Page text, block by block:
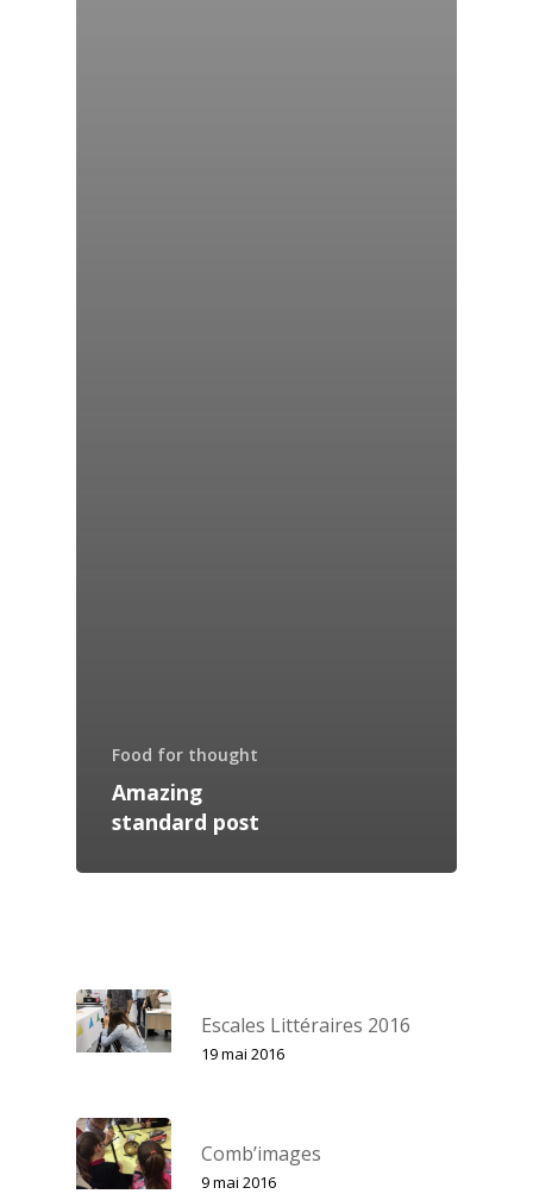
Food for thought
Amazing
standard post
Escales Littéraires 2016
19 mai 2016
Comb’images
9 mai 2016